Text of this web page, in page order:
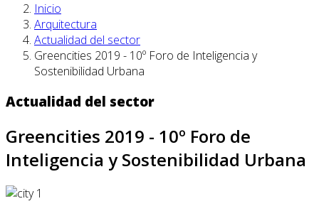
Inicio
Arquitectura
Actualidad del sector
Greencities 2019 - 10º Foro de Inteligencia y
Sostenibilidad Urbana
Actualidad del sector
Greencities 2019 - 10º Foro de
Inteligencia y Sostenibilidad Urbana